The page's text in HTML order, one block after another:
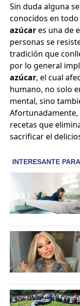
Sin duda alguna
conocidos en todo
azúcares una de
personas se
tradición que
por lo general
azúcar, el cual
humano, no solo
mental, sino
Afortunadamente,
recetas que
sacrificar el